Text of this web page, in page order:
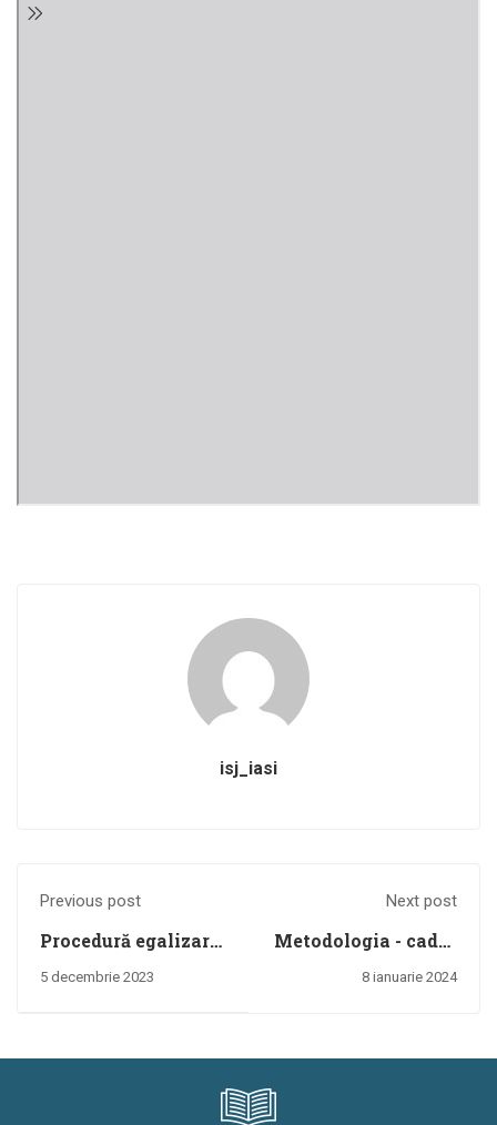
isj_iasi
Previous post
Procedură egalizare
șanse - examene
5 decembrie 2023
Next post
Metodologia - cadru
privind mobilitatea
8 ianuarie 2024